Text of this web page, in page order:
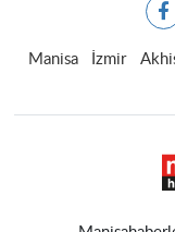
Manisa İzmir